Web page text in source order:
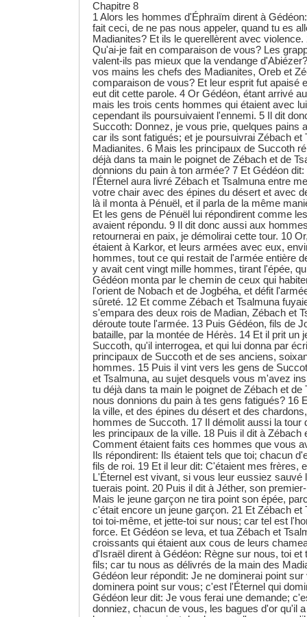
Chapitre 8
1 Alors les hommes d'Éphraïm dirent à
fait ceci, de ne pas nous appeler, quand tu es
Madianites? Et ils le querellèrent avec
Qu'ai-je fait en comparaison de vous? Les
valent-ils pas mieux que la vendange
vos mains les chefs des Madianites, Oreb et
comparaison de vous? Et leur esprit fut apaisé
eut dit cette parole. 4 Or Gédéon, étant arrivé
mais les trois cents hommes qui étaient avec
cependant ils poursuivaient l'ennemi. 5 Il dit
Succoth: Donnez, je vous prie, quelques pains
car ils sont fatigués; et je poursuivrai Zébach et
Madianites. 6 Mais les principaux de Succoth
déjà dans ta main le poignet de Zébach et de
donnions du pain à ton armée? 7 Et Gédéon
l'Éternel aura livré Zébach et Tsalmuna entre
votre chair avec des épines du désert et avec
là il monta à Pénuël, et il parla de la même
Et les gens de Pénuël lui répondirent comme
avaient répondu. 9 Il dit donc aussi aux
retournerai en paix, je démolirai cette tour. 10
étaient à Karkor, et leurs armées avec eux,
hommes, tout ce qui restait de l'armée entière
y avait cent vingt mille hommes, tirant l'épée,
Gédéon monta par le chemin de ceux qui
l'orient de Nobach et de Jogbéha, et défit
sûreté. 12 Et comme Zébach et Tsalmuna
s'empara des deux rois de Madian, Zébach et
déroute toute l'armée. 13 Puis Gédéon, fils de
bataille, par la montée de Hérès. 14 Et il prit un
Succoth, qu'il interrogea, et qui lui donna par
principaux de Succoth et de ses anciens,
hommes. 15 Puis il vint vers les gens de
et Tsalmuna, au sujet desquels vous m'avez
tu déjà dans ta main le poignet de Zébach et de
nous donnions du pain à tes gens fatigués? 16
la ville, et des épines du désert et des
hommes de Succoth. 17 Il démolit aussi la tour
les principaux de la ville. 18 Puis il dit à Zébach
Comment étaient faits ces hommes que vous
Ils répondirent: Ils étaient tels que toi; chacun
fils de roi. 19 Et il leur dit: C'étaient mes frères,
L'Éternel est vivant, si vous leur eussiez sauvé
tuerais point. 20 Puis il dit à Jéther, son
Mais le jeune garçon ne tira point son épée,
c'était encore un jeune garçon. 21 Et Zébach et
toi toi-même, et jette-toi sur nous; car tel est
force. Et Gédéon se leva, et tua Zébach et
croissants qui étaient aux cous de leurs
d'Israël dirent à Gédéon: Règne sur nous, toi et
fils; car tu nous as délivrés de la main des
Gédéon leur répondit: Je ne dominerai point
dominera point sur vous; c'est l'Éternel qui
Gédéon leur dit: Je vous ferai une demande;
donniez, chacun de vous, les bagues d'or qu'il